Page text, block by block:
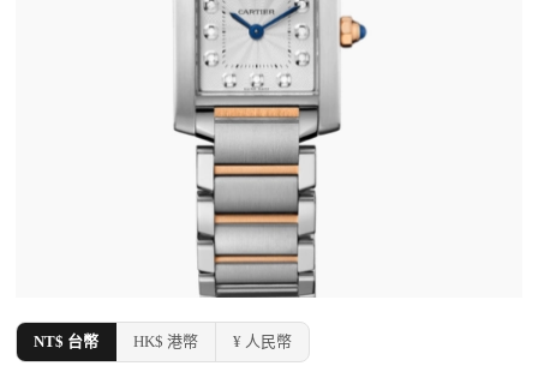
NT$ 台幣 HK$ 港幣 ¥ 人民幣